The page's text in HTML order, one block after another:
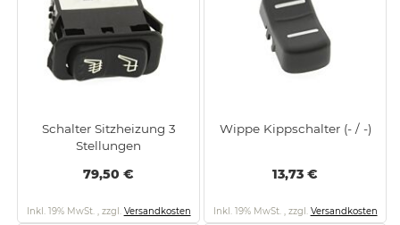
Schalter Sitzheizung 3
Stellungen
79,50 €
Inkl. 19% MwSt. zzgl. Versandkosten
Wippe Kippschalter (- / -)
13,73 €
Inkl. 19% MwSt. zzgl. Versandkosten